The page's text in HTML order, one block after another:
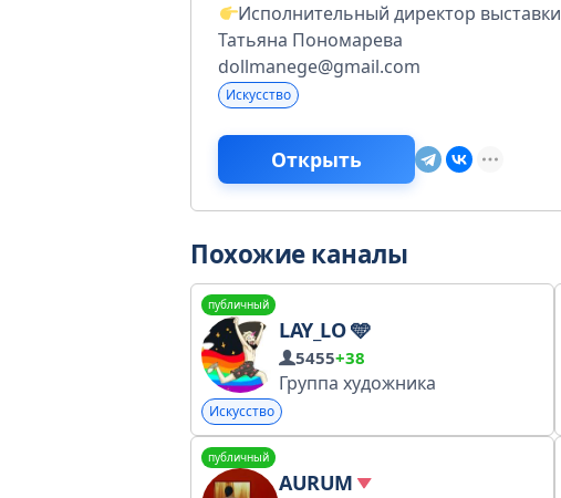
Исполнительный директор выставки
Татьяна Пономарева
dollmanege@gmail.com
Искусство
Открыть
Похожие каналы
публичный
LAY_LO 🩵
5455+38
Группа художника
Искусство
публичный
AURUM